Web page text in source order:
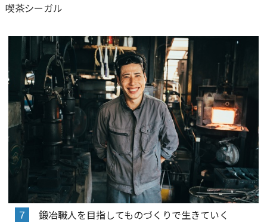
喫茶シーガル
７
鍛冶職人を目指してものづくりで生きていく